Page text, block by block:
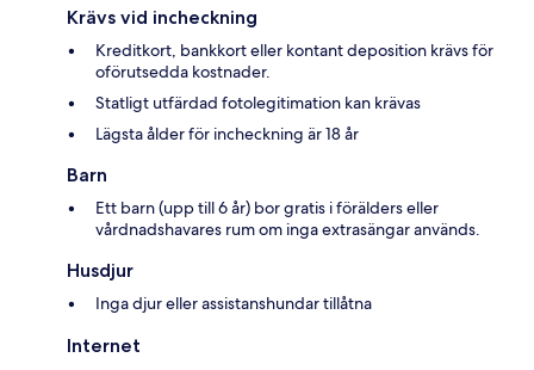
Krävs vid incheckning
Kreditkort, bankkort eller kontant deposition krävs för
oförutsedda kostnader.
Statligt utfärdad fotolegitimation kan krävas
Lägsta ålder för incheckning är 18 år
Barn
Ett barn (upp till 6 år) bor gratis i förälders eller
vårdnadshavares rum om inga extrasängar används.
Husdjur
Inga djur eller assistanshundar tillåtna
Internet